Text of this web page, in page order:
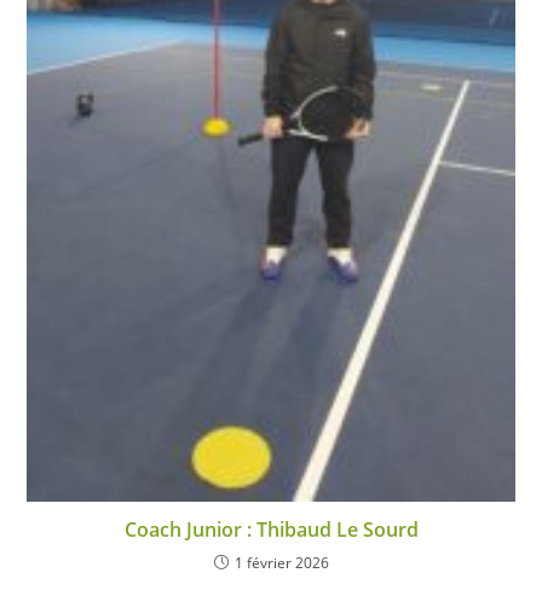
Coach Junior : Thibaud Le Sourd
1 février 2026